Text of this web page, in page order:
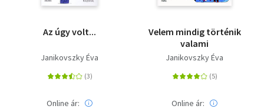
Az úgy volt...
Janikovszky Éva
Online ár:
Velem mindig történik
valami
Janikovszky Éva
Online ár: